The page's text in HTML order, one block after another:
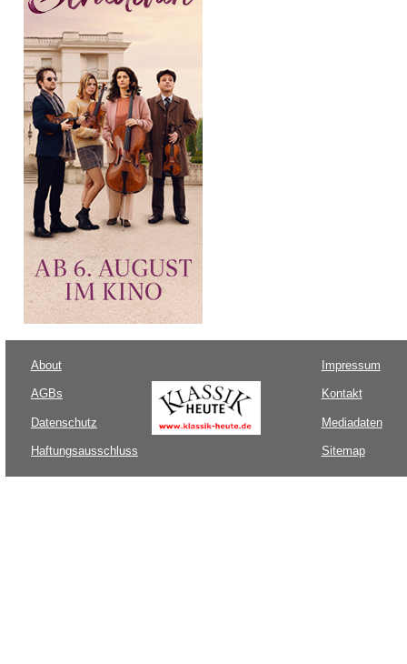
About
AGBs
Datenschutz
Haftungsausschluss
Impressum
Kontakt
Mediadaten
Sitemap